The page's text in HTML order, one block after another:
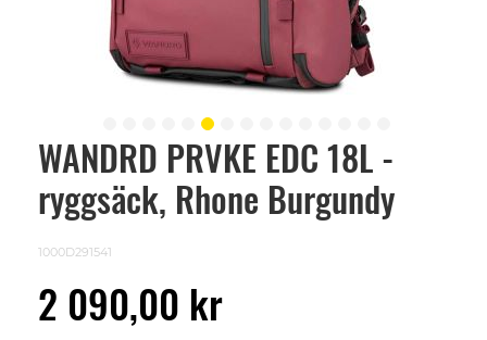
WANDRD PRVKE EDC 18L -
ryggsäck, Rhone Burgundy
1000D291541
2 090,00 kr
Skip
beginning
images